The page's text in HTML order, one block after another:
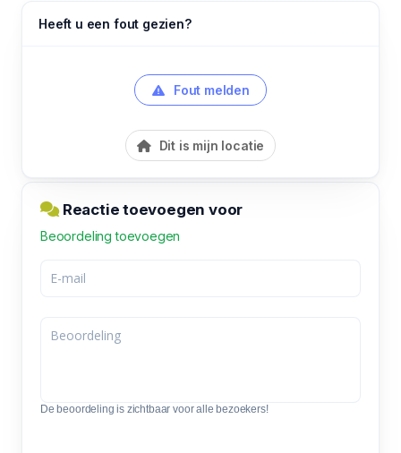
Heeft u een fout gezien?
Fout melden
Dit is mijn locatie
Reactie toevoegen voor
Beoordeling toevoegen
De beoordeling is zichtbaar voor alle bezoekers!